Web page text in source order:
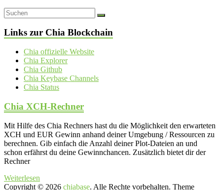
Links zur Chia Blockchain
Chia offizielle Website
Chia Explorer
Chia Github
Chia Keybase Channels
Chia Status
Chia XCH-Rechner
Mit Hilfe des Chia Rechners hast du die Möglichkeit den erwarteten
XCH und EUR Gewinn anhand deiner Umgebung / Ressourcen zu
berechnen. Gib einfach die Anzahl deiner Plot-Dateien an und
schon erfährst du deine Gewinnchancen. Zusätzlich bietet dir der
Rechner
Weiterlesen
Copyright © 2026 chiabase. Alle Rechte vorbehalten. Theme